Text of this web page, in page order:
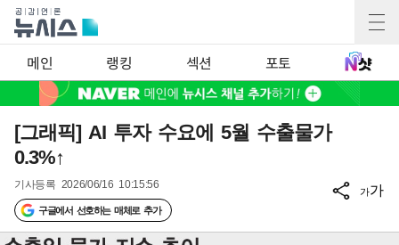
메인 랭킹 섹션 포토
[그래픽] AI 투자 수요에 5월 수출물가
0.3%↑
기사등록 2026/06/16 10:15:56
구글에서 선호하는 매체로 추가
가가